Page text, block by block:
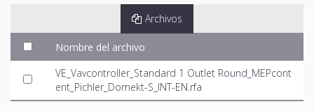
Archivos
Nombre del archivo
VE_Vavcontroller_Standard 1 Outlet Round_MEPcont
ent_Pichler_Domekt-S_INT-EN.rfa